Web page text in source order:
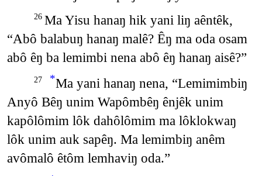
26 Ma Yisu hanaŋ hik yani liŋ aêntêk,
“Abô balabuŋ hanaŋ malê? Êŋ ma oda osam
abô êŋ ba lemimbi nena abô êŋ hanaŋ aisê?”
27 *Ma yani hanaŋ nena, “Lemimimbiŋ
Anyô Bêŋ unim Wapômbêŋ ênjêk unim
kapôlômim lôk dahôlômim ma lôklokwaŋ
lôk unim auk sapêŋ. Ma lemimbiŋ anêm
avômalô êtôm lemhaviŋ oda.”